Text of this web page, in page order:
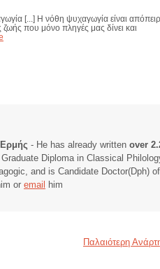
[...] Η νόθη ψυχαγωγία είναι
που μόνο πληγές μας δίνει και
- He has already written over
Diploma in Classical
and is Candidate Doctor(Dph) of
or email him
Παλαιότερη